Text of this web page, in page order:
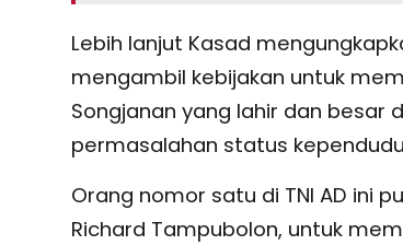
Lebih lanjut Kasad
mengambil kebijakan untuk
Songjanan yang lahir dan
permasalahan status
Orang nomor satu di TNI AD ini
Richard Tampubolon, untuk